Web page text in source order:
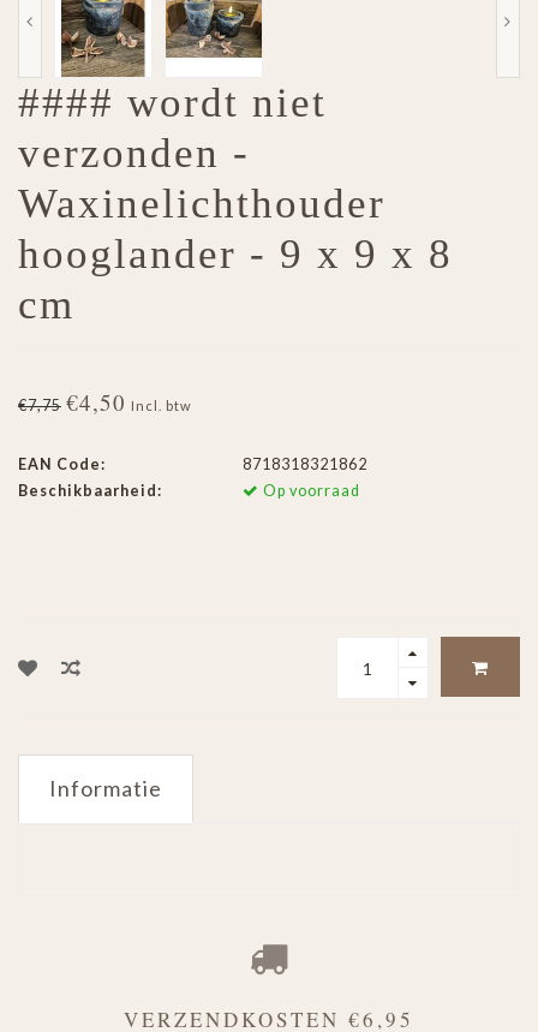
#### wordt niet
verzonden -
Waxinelichthouder
hooglander - 9 x 9 x 8
cm
€7,75 €4,50 Incl. btw
EAN Code:
8718318321862
Beschikbaarheid:
Op voorraad
Informatie
VERZENDKOSTEN €6,95